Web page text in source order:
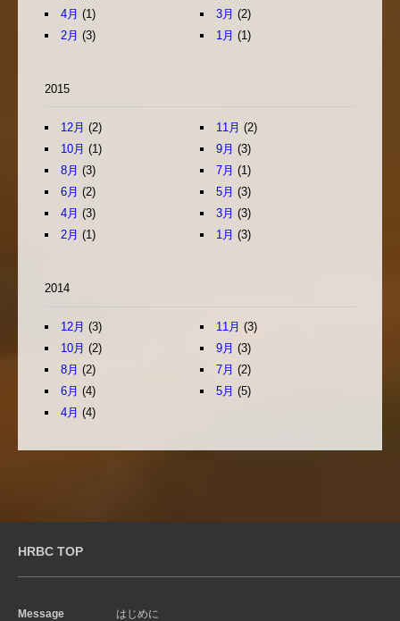
4月 (1) 3月 (2)
2月 (3) 1月 (1)
2015
12月 (2) 11月 (2)
10月 (1) 9月 (3)
8月 (3) 7月 (1)
6月 (2) 5月 (3)
4月 (3) 3月 (3)
2月 (1) 1月 (3)
2014
12月 (3) 11月 (3)
10月 (2) 9月 (3)
8月 (2) 7月 (2)
6月 (4) 5月 (5)
4月 (4)
HRBC TOP
Message はじめに